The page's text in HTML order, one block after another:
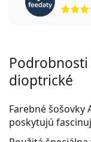
dioptrické
Farebné šošovky
poskytujú